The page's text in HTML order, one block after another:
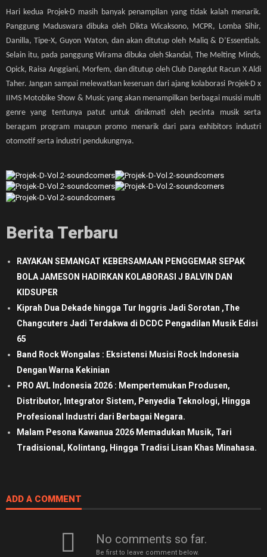
Hari kedua Projek-D masih banyak penampilan yang tidak kalah menarik.
Panggung Maduswara dibuka oleh Dikta Wicaksono, MCPR, Lomba Sihir,
Danilla, Tipe-X, Guyon Waton, dan akan ditutup oleh Maliq & D’Essentials.
Selain itu, pada panggung Wirama dibuka oleh Skandal, The Melting Minds,
Opick, Raisa Anggiani, Morfem, dan ditutup oleh Club Dangdut Racun X Aldi
Taher. Jangan sampai melewatkan keseruan dari ajang kolaborasi Projek-D x
IIMS Motobike Show & Music yang akan menampilkan berbagai musisi multi
genre yang tentunya patut untuk dinikmati oleh pecinta musik serta
beragam program maupun promo menarik dari para exhibitors industri
otomotif serta industri pendukungnya.
Berita Terbaru
RAYAKAN SEMANGAT KEBERSAMAAN PENGGEMAR SEPAK
BOLA JAMESON HADIRKAN KOLABORASI J BALVIN DAN
KIDSUPER
Kiprah Dua Dekade hingga Tur Inggris Jadi Sorotan ,The
Changcuters Jadi Terdakwa di DCDC Pengadilan Musik Edisi
65
Band Rock Wongalas : Eksistensi Musisi Rock Indonesia
Dengan Warna Kekinian
PRO AVL Indonesia 2026 : Mempertemukan Produsen,
Distributor, Integrator Sistem, Penyedia Teknologi, Hingga
Profesional Industri dari Berbagai Negara.
Malam Pesona Kawanua 2026 Memadukan Musik, Tari
Tradisional, Kolintang, Hingga Tradisi Lisan Khas Minahasa.
ADD A COMMENT
No comments so far.
Be first to leave comment below.